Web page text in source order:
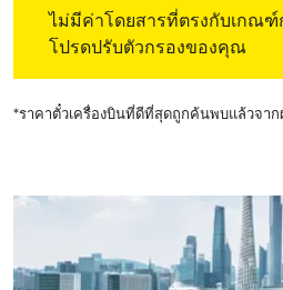
ไม่มีค่าโดยสารที่ตรงกับเกณ
โปรดปรับตัวกรองของคุณ
*ราคาตั๋วเครื่องบินที่ดีที่สุดถูกค้นพบแล้วจา